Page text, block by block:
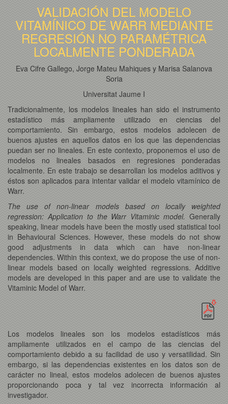
VALIDACIÓN DEL MODELO
VITAMÍNICO DE WARR MEDIANTE
REGRESIÓN NO PARAMÉTRICA
LOCALMENTE PONDERADA
Eva Cifre Gallego, Jorge Mateu Mahiques y Marisa Salanova
Soria
Universitat Jaume I
Tradicionalmente, los modelos lineales han sido el instrumento
estadístico más ampliamente utilizado en ciencias del
comportamiento. Sin embargo, estos modelos adolecen de
buenos ajustes en aquellos datos en los que las dependencias
puedan ser no lineales. En este contexto, proponemos el uso de
modelos no lineales basados en regresiones ponderadas
localmente. En este trabajo se desarrollan los modelos aditivos y
éstos son aplicados para intentar validar el modelo vitamínico de
Warr.
The use of non-linear models based on locally weighted
regression: Application to the Warr Vitaminic model. Generally
speaking, linear models have been the mostly used statistical tool
in Behavioural Sciences. However, these models do not show
good adjustments in data which can have non-linear
dependencies. Within this context, we do propose the use of non-
linear models based on locally weighted regressions. Additive
models are developed in this paper and are use to validate the
Vitaminic Model of Warr.
Los modelos lineales son los modelos estadísticos más
ampliamente utilizados en el campo de las ciencias del
comportamiento debido a su facilidad de uso y versatilidad. Sin
embargo, si las dependencias existentes en los datos son de
carácter no lineal, estos modelos adolecen de buenos ajustes
proporcionando poca y tal vez incorrecta información al
investigador.